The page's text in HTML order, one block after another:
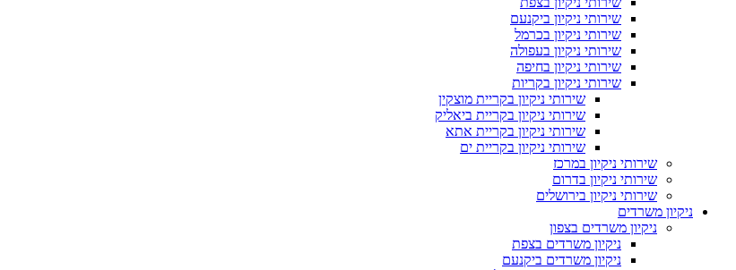
שירותי ניקיון ביקנעם
שירותי ניקיון בכרמל
שירותי ניקיון בעפולה
שירותי ניקיון בחיפה
שירותי ניקיון בקריות
שירותי ניקיון בקריית מוצקין
שירותי ניקיון בקריית ביאליק
שירותי ניקיון בקריית אתא
שירותי ניקיון בקריית ים
שירותי ניקיון במרכז
שירותי ניקיון בדרום
שירותי ניקיון בירושלים
ניקיון משרדים
ניקיון משרדים בצפון
ניקיון משרדים בצפת
ניקיון משרדים ביקנעם